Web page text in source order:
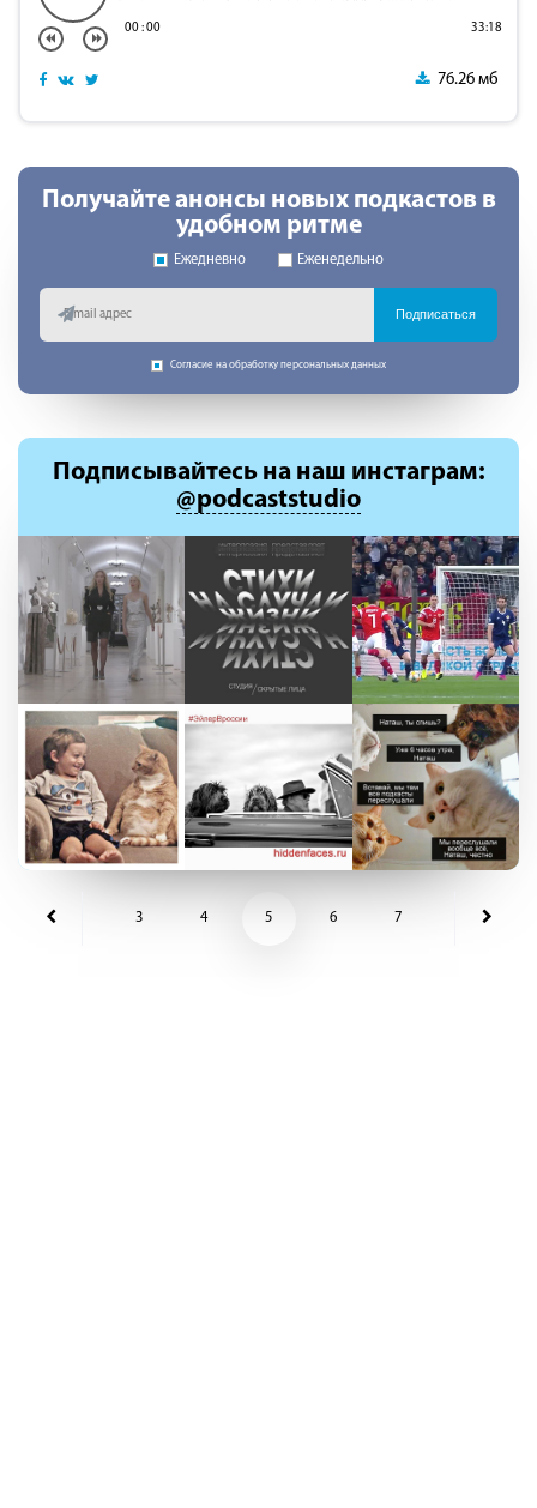
00:00 33:18
76.26 мб
Получайте анонсы новых подкастов в
удобном ритме
Ежедневно Еженедельно
Подписаться
Согласие на обработку персональных данных
Подписывайтесь на наш инстаграм:
@podcaststudio
3 4 5 6 7